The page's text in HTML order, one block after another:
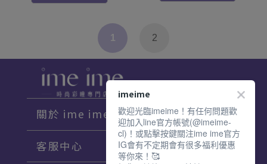
1 2
關於 ime ime
客服中心
imeime
歡迎光臨imeime！有任何問題歡
迎加入line官方帳號(@imeime-
cl)！或點擊按鍵關注ime ime官方
IG會有不定期會有很多福利優惠
等你來！🥰